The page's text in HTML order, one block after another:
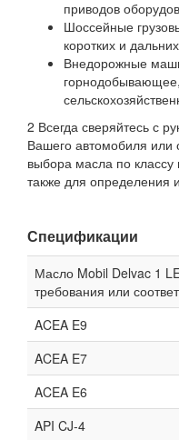
приводов
Шоссейные
коротких и
Внедорожные
2 Всегда сверяйтесь с
Вашего автомобиля или
выбора масла по классу
также для определения
Спецификации
Масло Mobil Delvac 1
требования или
ACEA E9
ACEA E7
ACEA E6
API CJ-4